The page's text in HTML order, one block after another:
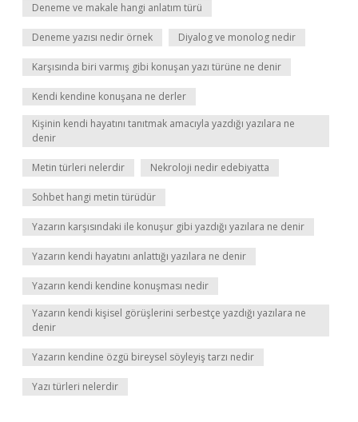
Deneme ve makale hangi anlatım türü
Deneme yazısı nedir örnek Diyalog ve monolog nedir
Karşısında biri varmış gibi konuşan yazı türüne ne denir
Kendi kendine konuşana ne derler
Kişinin kendi hayatını tanıtmak amacıyla yazdığı yazılara ne
denir
Metin türleri nelerdir Nekroloji nedir edebiyatta
Sohbet hangi metin türüdür
Yazarın karşısındaki ile konuşur gibi yazdığı yazılara ne denir
Yazarın kendi hayatını anlattığı yazılara ne denir
Yazarın kendi kendine konuşması nedir
Yazarın kendi kişisel görüşlerini serbestçe yazdığı yazılara ne
denir
Yazarın kendine özgü bireysel söyleyiş tarzı nedir
Yazı türleri nelerdir